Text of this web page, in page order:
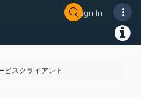
Sign In
ビスクライアント